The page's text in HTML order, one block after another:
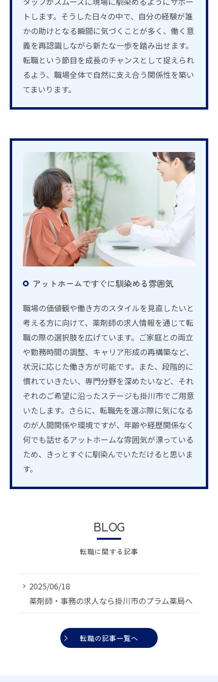
トします。そうした日々の中で、自分の経験が誰
かの助けとなる瞬間に気づくことが多く、働く意
義を再認識しながら新たな一歩を踏み出せます。
転職という節目を成長のチャンスとして捉えられ
るよう、職場全体で自然に支え合う関係性を築い
てまいります。
アットホームですぐに馴染める雰囲気
職場の価値観や働き方のスタイルを見直したいと
考える方に向けて、薬剤師の求人情報を通じて転
職の際の選択肢を広げています。ご家庭との両立
や勤務時間の調整、キャリア形成の再構築など、
状況に応じた働き方が可能です。また、段階的に
慣れていきたい、専門分野を深めたいなど、それ
ぞれのご希望に沿ったステージも掛川市でご用意
いたします。さらに、転職先を選ぶ際に気になる
のが人間関係や環境ですが、年齢や経歴関係なく
何でも話せるアットホームな雰囲気が漂っている
ため、きっとすぐに馴染んでいただけると思いま
す。
転職に関する記事
BLOG
2025/06/18
薬剤師・事務の求人なら掛川市のプラム薬局へ
転職の記事一覧へ